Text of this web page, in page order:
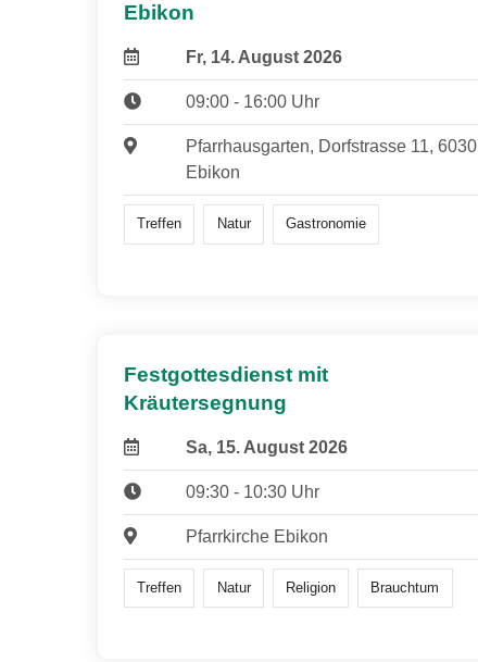
Ebikon
Fr, 14. August 2026
09:00 - 16:00 Uhr
Pfarrhausgarten, Dorfstrasse 11, 6030
Ebikon
Treffen Natur Gastronomie
Festgottesdienst mit
Kräutersegnung
Sa, 15. August 2026
09:30 - 10:30 Uhr
Pfarrkirche Ebikon
Treffen Natur Religion Brauchtum